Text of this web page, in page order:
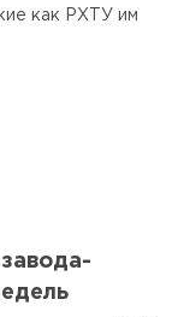
как РХТУ им